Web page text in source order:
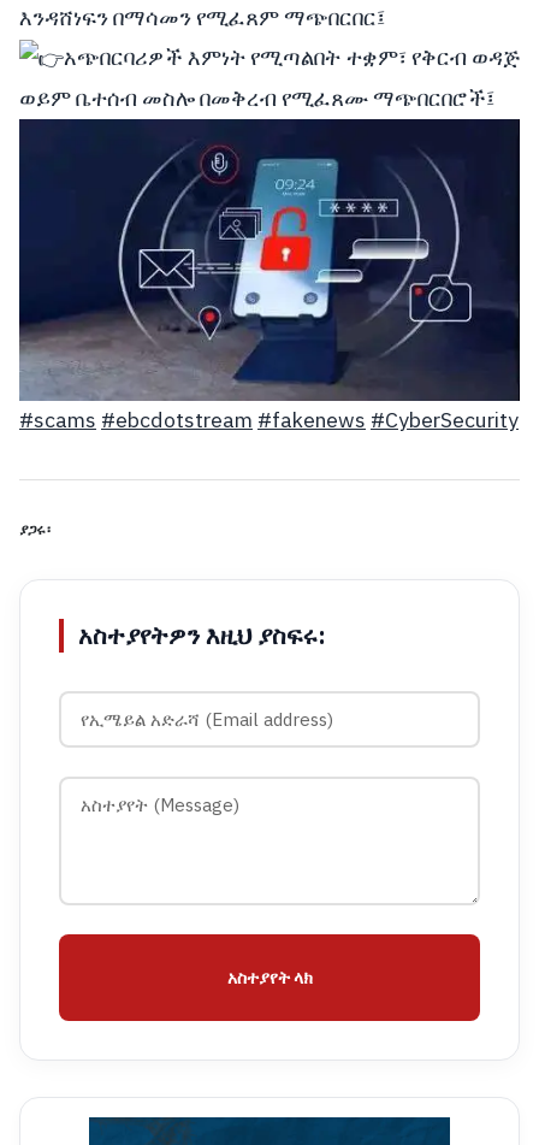
እንዳሸነፍን በማሳመን የሚፈጸም ማጭበርበር፤
አጭበርባሪዎች እምነት የሚጣልበት ተቋም፣ የቅርብ ወዳጅ
ወይም ቤተሰብ መስሎ በመቅረብ የሚፈጸሙ ማጭበርበሮች፤
#scams #ebcdotstream #fakenews #CyberSecurity
ያጋሩ፡
አስተያየትዎን እዚህ ያስፍሩ:
አስተያየት ላክ